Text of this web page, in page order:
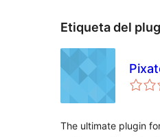
Etiqueta del
The ultimate plugin